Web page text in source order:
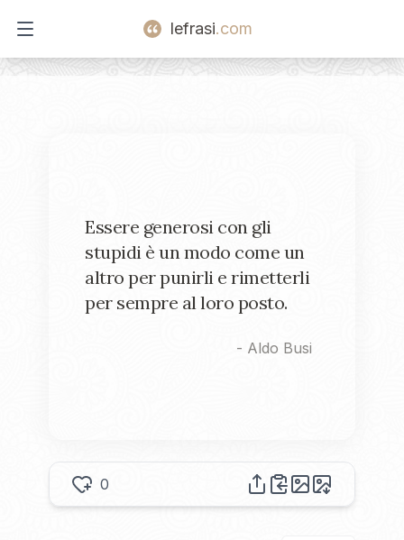
Open main menu
lefrasi.com
Essere generosi con gli
stupidi è un modo come un
altro per punirli e rimetterli
per sempre al loro posto.
- Aldo Busi
0